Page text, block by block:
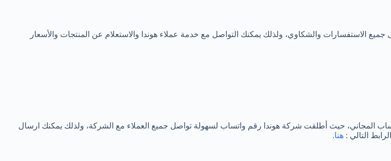
الاستفسارات والشكاوي، ولذلك يمكنك التواصل مع خدمة عملاء هوندا والاستعلام عن المنتجات والأسعار
المجاني، حيث أطلقت شركة هوندا رقم واتساب لسهولة تواصل جميع العملاء مع الشركة، ولذلك يمكنك ارسال
التالي : هنا.